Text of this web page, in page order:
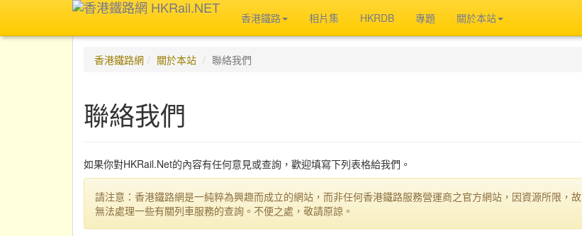
香港鐵路 相片集 HKRDB 專題 關於本站
香港鐵路網 關於本站 聯絡我們
聯絡我們
如果你對HKRail.Net的內容有任何意見或查詢，歡迎填寫下列表格給我們。
請注意：香港鐵路網是一純粹為興趣而成立的網站，而非任何香港鐵路服務營運商之官方網站，因資源所限，故
無法處理一些有關列車服務的查詢。不便之處，敬請原諒。